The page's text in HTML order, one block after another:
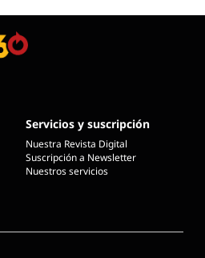
Servicios y suscripción
Nuestra Revista Digital
Suscripción a Newsletter
Nuestros servicios